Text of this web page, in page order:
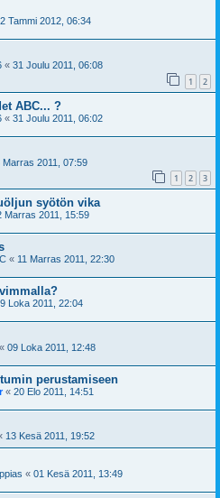
Tammi 2012, 06:34
« 31 Joulu 2011, 06:08
1 2
ABC... ?
« 31 Joulu 2011, 06:02
Marras 2011, 07:59
1 2 3
syötön vika
Marras 2011, 15:59
« 11 Marras 2011, 22:30
Loka 2011, 22:04
« 09 Loka 2011, 12:48
perustamiseen
« 20 Elo 2011, 14:51
13 Kesä 2011, 19:52
« 01 Kesä 2011, 13:49